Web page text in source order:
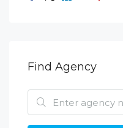
Find Agency